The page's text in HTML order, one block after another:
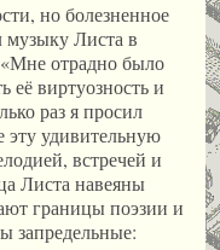
но болезненное
музыку Листа в
отрадно было
её виртуозность и
раз я просил
эту удивительную
встречей и
Листа навеяны
границы поэзии и
запредельные: